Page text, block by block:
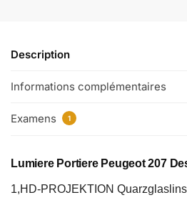
Description
Informations complémentaires
Examens 1
Lumiere Portiere Peugeot 207
1,HD-PROJEKTION